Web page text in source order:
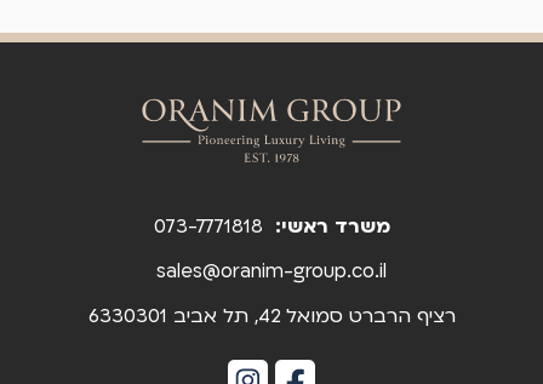
משרד ראשי: 073-7771818
sales@oranim-group.co.il
רציף הרברט סמואל 42, תל אביב 6330301